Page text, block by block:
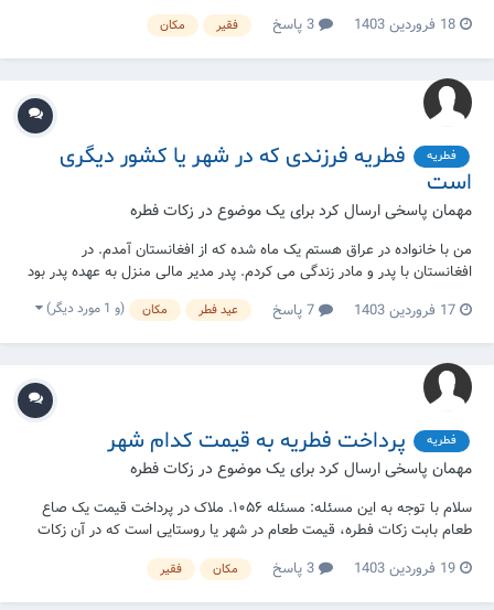
18 فروردین 1403 فقیر مکان
فطریه
فطریه فرزندی که در شهر یا کشور دیگری
است
مهمان پاسخی ارسال کرد برای یک موضوع در زکات فطره
من با خانواده در عراق هستم یک ماه شده که از افغانستان آمدم. در
افغانستان با پدر و مادر زندگی می کردم. پدر مدیر مالی منزل به عهده پدر بود
و من استقلال مالی نداشم و زکات فطریه را هر سال از همه اهل خانه را او می
پرداخت. الان که در عراق هستم و تصمیم برای جدایی ندارم چند ماه بعد
ان‌شاءالله دوباره یک...
17 فروردین 1403 عید فطر مکان (و 1 مورد دیگر)
فطریه پرداخت فطریه به قیمت کدام شهر
مهمان پاسخی ارسال کرد برای یک موضوع در زکات فطره
سلام با توجه به این مسئله: مسئله ۱۰۵۶. ملاک در پرداخت قیمت یک صاع
طعام بابت زکات فطره، قیمت طعام در شهر یا روستایی است که در آن زکات
فطره کنار گذاشته شده و عزل می‌شود؛ مثلاً اگر فردی که ساکن شهر تهران
است شخصی را که ساکن شهر مشهد است وکیل در کنار گذاشتن و عزل زکات
فطره بر اساس قیمت گ...
19 فروردین 1403 مکان فقیر